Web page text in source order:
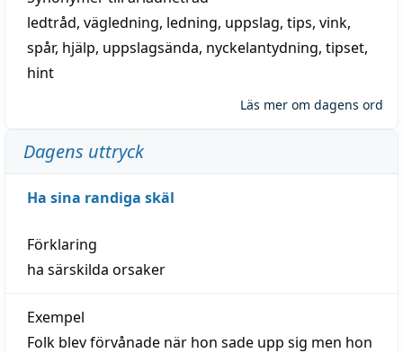
ledtråd, vägledning, ledning, uppslag, tips, vink,
spår, hjälp, uppslagsända, nyckelantydning, tipset,
hint
Läs mer om dagens ord
Dagens uttryck
Ha sina randiga skäl
Förklaring
ha särskilda orsaker
Exempel
Folk blev förvånade när hon sade upp sig men hon